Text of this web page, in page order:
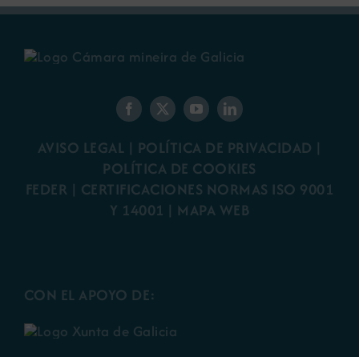
AVISO LEGAL | POLÍTICA DE PRIVACIDAD |
POLÍTICA DE COOKIES
FEDER | CERTIFICACIONES NORMAS ISO 9001
Y 14001 | MAPA WEB
CON EL APOYO DE: